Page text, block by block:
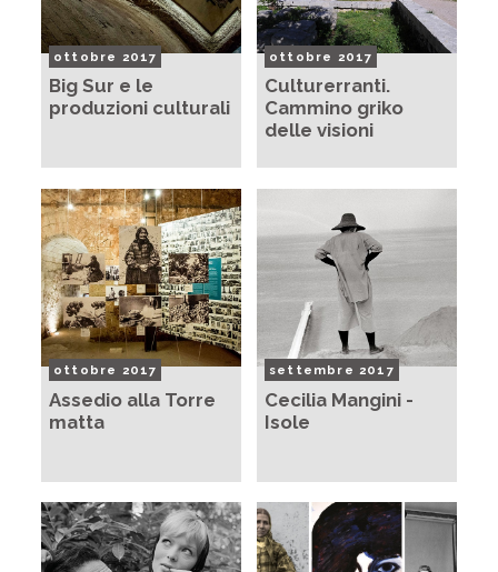
ottobre 2017
Big Sur e le
produzioni culturali
ottobre 2017
Culturerranti.
Cammino griko
delle visioni
ottobre 2017
Assedio alla Torre
matta
settembre 2017
Cecilia Mangini -
Isole